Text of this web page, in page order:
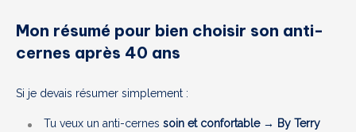
Mon résumé pour bien choisir son anti-
cernes après 40 ans
Si je devais résumer simplement :
Tu veux un anti-cernes soin et confortable→ By Terry